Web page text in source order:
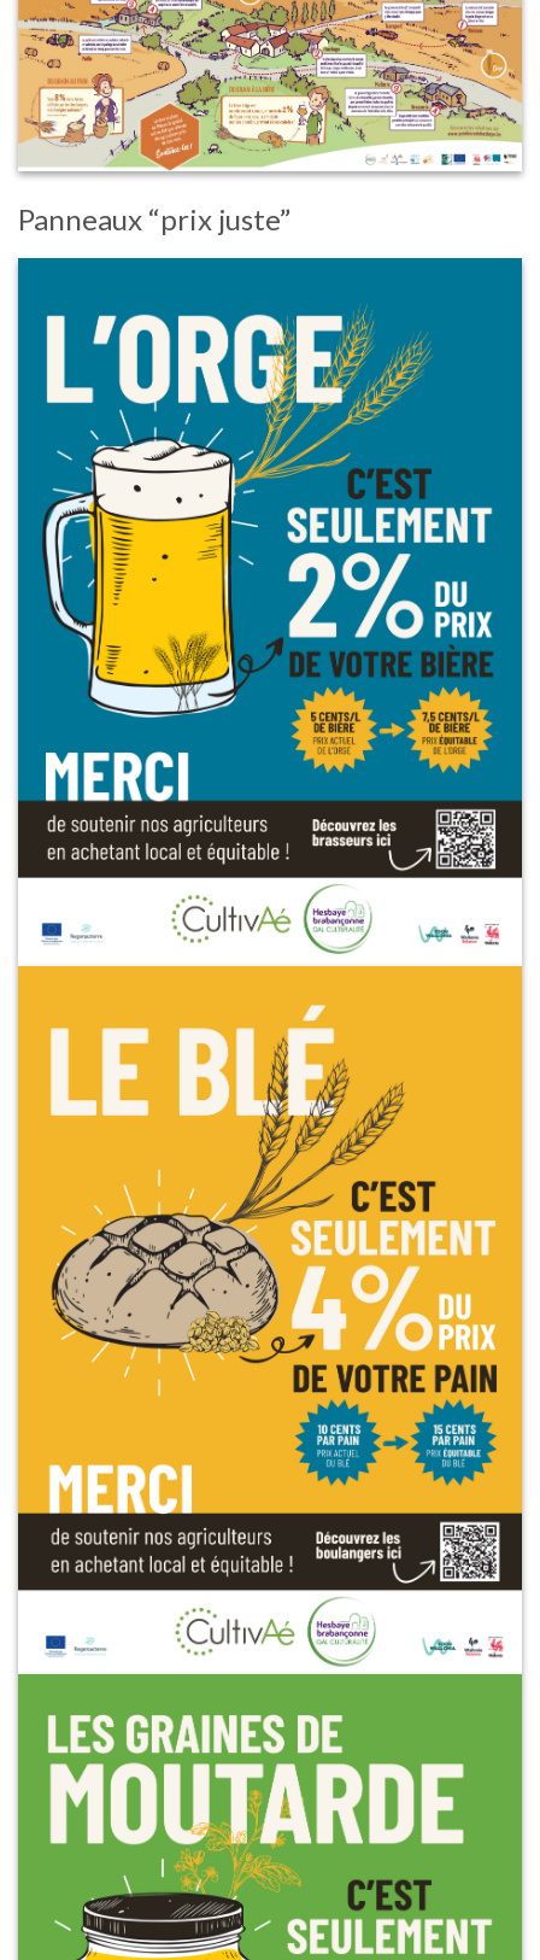
Panneaux “prix juste”